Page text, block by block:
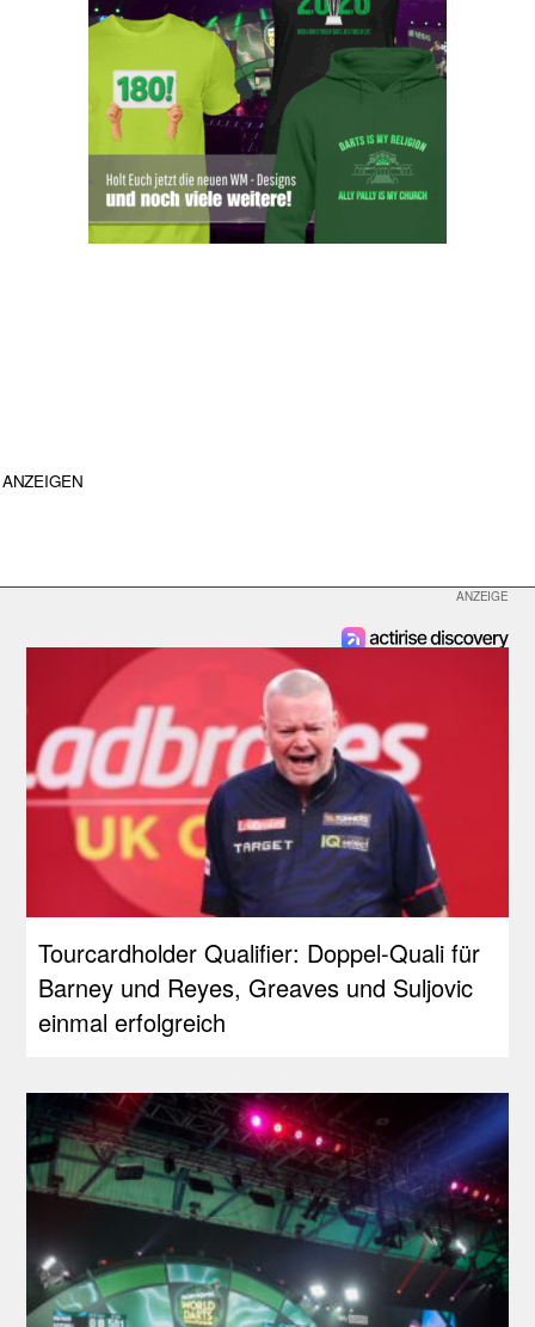
ANZEIGEN
Tourcardholder Qualifier: Doppel-Quali für
Barney und Reyes, Greaves und Suljovic
einmal erfolgreich